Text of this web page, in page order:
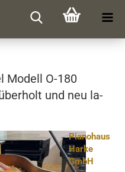
Mo­dell O-180
und neu la­
Pianohaus
Harke
GmbH